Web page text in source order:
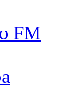
FM